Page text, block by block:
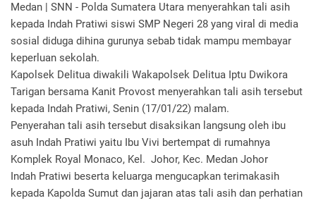
Medan | SNN - Polda Sumatera Utara menyerahkan tali asih
kepada Indah Pratiwi siswi SMP Negeri 28 yang viral di media
sosial diduga dihina gurunya sebab tidak mampu membayar
keperluan sekolah.
Kapolsek Delitua diwakili Wakapolsek Delitua Iptu Dwikora
Tarigan bersama Kanit Provost menyerahkan tali asih tersebut
kepada Indah Pratiwi, Senin (17/01/22) malam.
Penyerahan tali asih tersebut disaksikan langsung oleh ibu
asuh Indah Pratiwi yaitu Ibu Vivi bertempat di rumahnya
Komplek Royal Monaco, Kel. Johor, Kec. Medan Johor
Indah Pratiwi beserta keluarga mengucapkan terimakasih
kepada Kapolda Sumut dan jajaran atas tali asih dan perhatian